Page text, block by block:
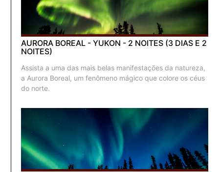
AURORA BOREAL - YUKON - 2 NOITES (3 DIAS E 2
NOITES)
Assista a uma das mais belas manifestações da natureza,
a Aurora Boreal, um fenômeno mágico que colore os céus
do norte.